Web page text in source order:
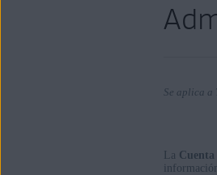
Se aplica a
La Cuenta